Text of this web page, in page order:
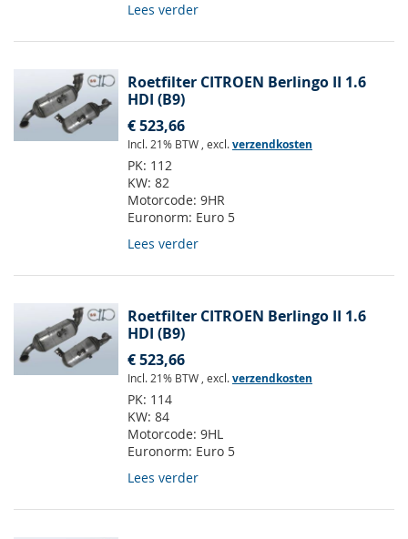
Lees verder
Roetfilter CITROEN Berlingo II 1.6
HDI (B9)
€ 523,66
Incl. 21% BTW , excl.verzendkosten
PK: 112
KW: 82
Motorcode: 9HR
Euronorm: Euro 5
Lees verder
Roetfilter CITROEN Berlingo II 1.6
HDI (B9)
€ 523,66
Incl. 21% BTW , excl.verzendkosten
PK: 114
KW: 84
Motorcode: 9HL
Euronorm: Euro 5
Lees verder